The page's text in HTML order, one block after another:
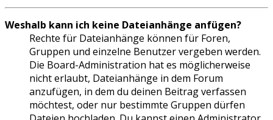
Weshalb kann ich keine Dateianhänge anfügen?
Rechte für Dateianhänge können für Foren,
Gruppen und einzelne Benutzer vergeben werden.
Die Board-Administration hat es möglicherweise
nicht erlaubt, Dateianhänge in dem Forum
anzufügen, in dem du deinen Beitrag verfassen
möchtest, oder nur bestimmte Gruppen dürfen